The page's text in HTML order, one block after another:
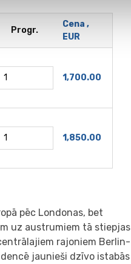
Progr.
Cena ,
EUR
1,700.00
1,850.00
pēc Londonas, bet
uz austrumiem tā stiepjas
rajoniem Berlin-
jaunieši dzīvo istabās